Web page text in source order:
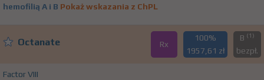
hemofilią A i B Pokaż wskazania z ChPL
Octanate Rx
100%
1957,61 zł
B (1)
bezpł.
Factor VIII